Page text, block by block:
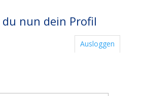
nun dein Profil
Ausloggen